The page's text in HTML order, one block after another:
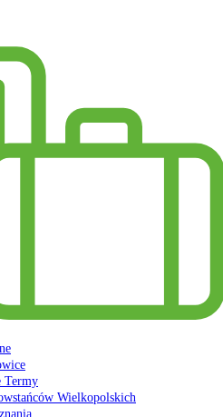
Termy
Wielkopolskich